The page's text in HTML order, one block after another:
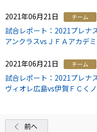
2021年06月21日 チーム
試合レポート：2021プレナ
アンクラスvsＪＦＡアカデ
2021年06月21日 チーム
試合レポート：2021プレナ
ヴィオレ広島vs伊賀ＦＣく
前へ